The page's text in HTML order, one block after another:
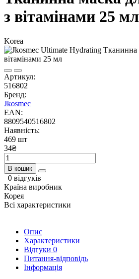
з вітамінами 25 мл
Korea
Артикул:
516802
Бренд:
Jkosmec
EAN:
8809540516802
Наявність:
469 шт
34₴
В кошик
0 відгуків
Країна виробник
Корея
Всі характеристики
Опис
Характеристики
Відгуки 0
Питання-відповідь
Інформація